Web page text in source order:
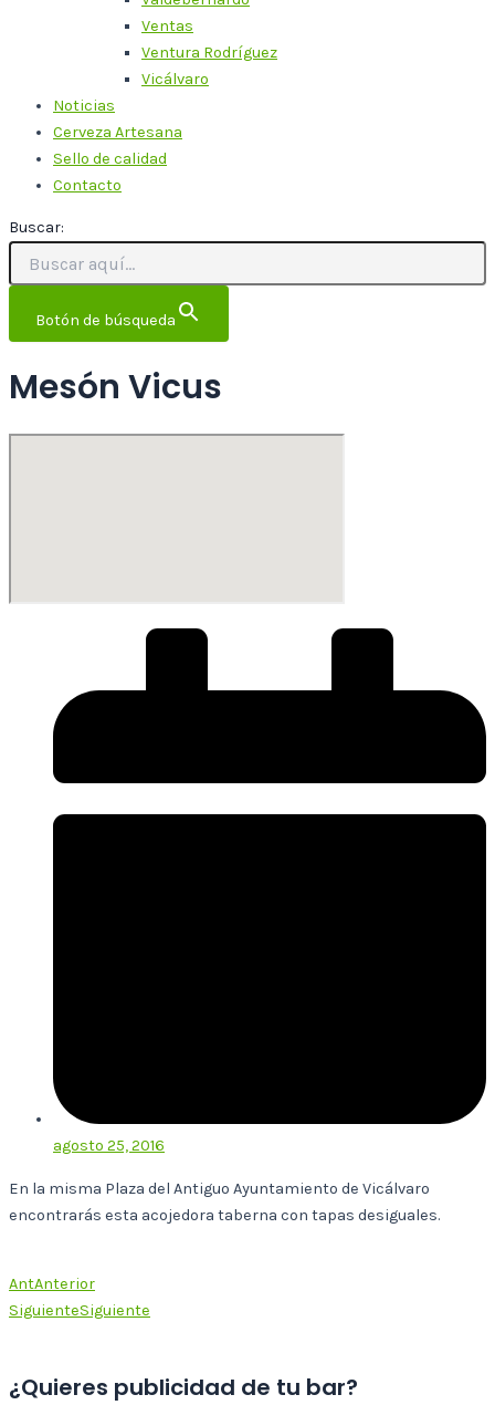
Ventas
Ventura Rodríguez
Vicálvaro
Noticias
Cerveza Artesana
Sello de calidad
Contacto
Buscar:
Botón de búsqueda
Mesón Vicus
agosto 25, 2016
En la misma Plaza del Antiguo Ayuntamiento de Vicálvaro
encontrarás esta acojedora taberna con tapas desiguales.
AntAnterior
SiguienteSiguiente
¿Quieres publicidad de tu bar?